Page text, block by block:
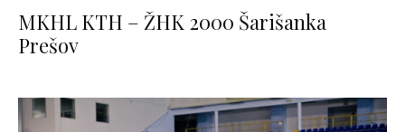
MKHL KTH – ŽHK 2000 Šarišanka
Prešov